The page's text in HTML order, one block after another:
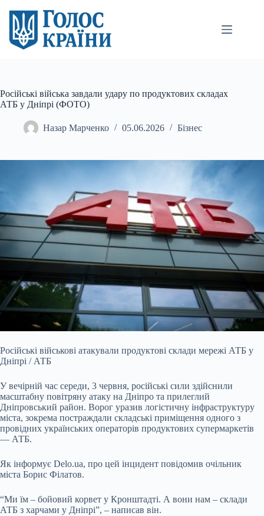
вмісту
Російські війська завдали удару по продуктових складах
АТБ у Дніпрі (ФОТО)
Назар Марченко 05.06.2026 Бізнес
Російські військові атакували продуктові склади мережі АТБ у
Дніпрі / АТБ
У вечірній час середи, 3 червня, російські сили здійснили
масштабну повітряну атаку на Дніпро та прилеглий
Дніпровський район. Ворог уразив логістичну інфраструктуру
міста, зокрема постраждали складські приміщення одного з
провідних українських операторів продуктових супермаркетів
— АТБ.
Як інформує Delo.ua, про цей інцидент повідомив очільник
міста Борис Філатов.
“Ми їм – бойовий корвет у Кронштадті. А вони нам – склади
АТБ з харчами у Дніпрі”, – написав він.